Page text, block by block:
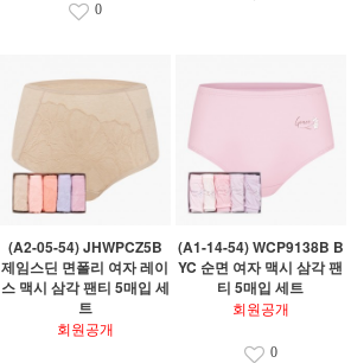
0
(A2-05-54) JHWPCZ5B
제임스딘 면폴리 여자 레이
스 맥시 삼각 팬티 5매입 세
트
회원공개
(A1-14-54) WCP9138B B
YC 순면 여자 맥시 삼각 팬
티 5매입 세트
회원공개
0